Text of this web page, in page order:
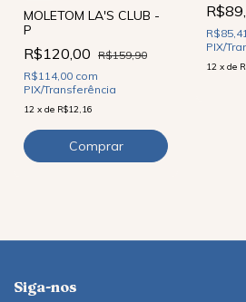
MOLETOM LA'S CLUB -
P
R$120,00 R$159,90
R$114,00 com
PIX/Transferência
12 x de R$12,16
R$85,41
PIX/
12 xde
Siga-nos